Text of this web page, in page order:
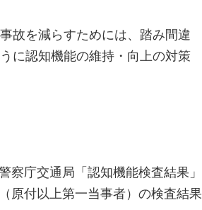
故を減らすためには、踏み間違
に認知機能の維持・向上の対策
察庁交通局「認知機能検査結果」
原付以上第一当事者）の検査結果